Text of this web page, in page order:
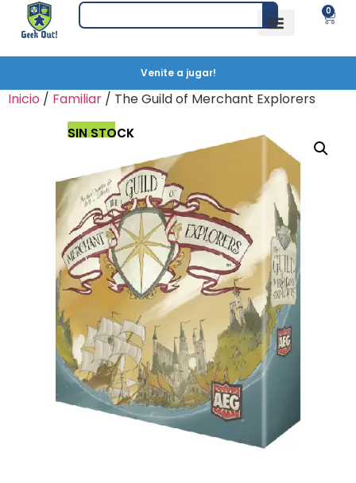
0
Venite a jugar!
Inicio / Familiar / The Guild of Merchant Explorers
SIN STOCK